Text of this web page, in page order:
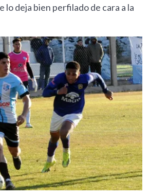
lo deja bien perfilado de cara a la